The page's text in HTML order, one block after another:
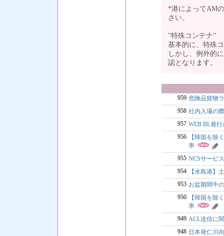
*港によってAM
さい。
”特殊コンテナ”
基本的に、特殊
しかし、例外的
認となります。
959 危険品貨物
958 社内入場の
957 WEB BL発
956
【韓国を除
率
955 NCSサービ
954
【水島港】
953 お盆期間中
950
【韓国を除
率
949 ACL送信に
948 日本発仁川